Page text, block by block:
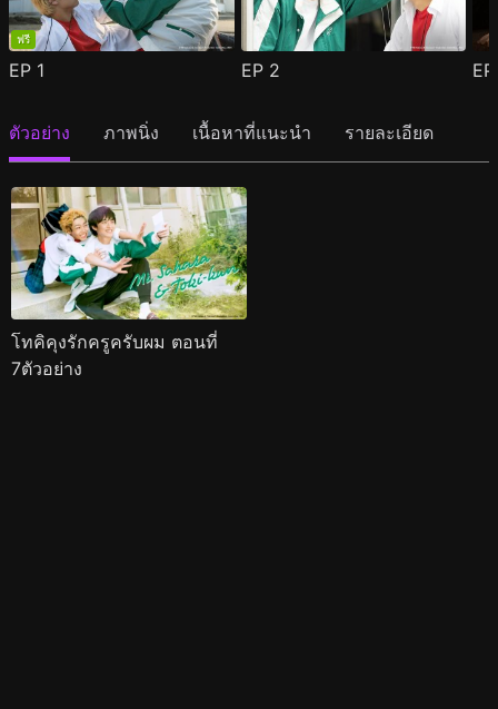
ฟรี
EP 1 EP 2
ตัวอย่าง ภาพนิ่ง เนื้อหาที่แนะนำ รายละเอียด
โทคิคุงรักครูครับผม ตอนที่
7ตัวอย่าง